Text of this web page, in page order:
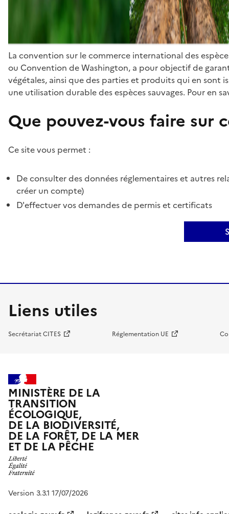
La convention sur le commerce international des
ou Convention de Washington, a pour objectif de
végétales, ainsi que des parties et produits qui en sont
une utilisation durable des espèces sauvages. Pour en
Que pouvez-vous faire sur
Ce site vous permet :
De consulter des données réglementaires et autres
créer un compte)
D'effectuer vos demandes de permis et certificats
Liens utiles
Secrétariat CITES Réglementation UE
MINISTÈRE DE LA
TRANSITION
ÉCOLOGIQUE,
DE LA BIODIVERSITÉ,
DE LA FORÊT, DE LA MER
ET DE LA PÊCHE
Version 3.3.1 17/07/2026